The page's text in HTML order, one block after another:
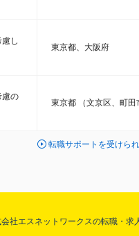
し
東京都、大阪府
慮の
東京都 （文京区、町田
転職サポートを受けら
社エスネットワークスの転職・求